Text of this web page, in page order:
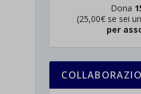
Dona
(25,00€ se sei
per